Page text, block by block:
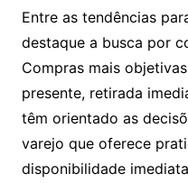
Entre as tendências
destaque a busca por
Compras mais
presente, retirada
têm orientado as
varejo que oferece
disponibilidade